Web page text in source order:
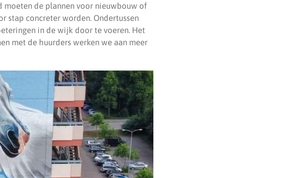
de plannen voor nieuwbouw of
stap concreter worden. Ondertussen
in de wijk door te voeren. Het
met de huurders werken we aan meer